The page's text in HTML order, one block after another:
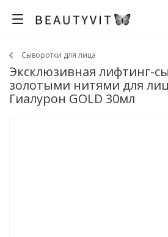
Сыворотки для лица
Эксклюзивная лифтинг-
золотыми нитями для
Гиалурон GOLD 30мл